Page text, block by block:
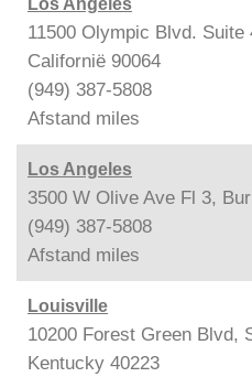
11500 Olympic Blvd. Suite
Californië 90064
(949) 387-5808
Afstand miles
Los Angeles
3500 W Olive Ave Fl 3,
(949) 387-5808
Afstand miles
Louisville
10200 Forest Green Blvd,
Kentucky 40223